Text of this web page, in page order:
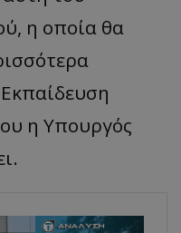
η οποία θα
η Υπουργός